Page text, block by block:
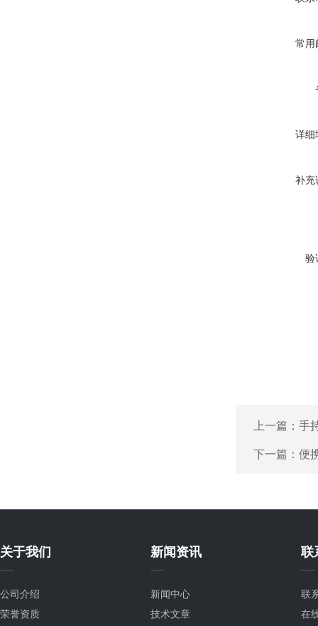
常用
详细
补充
验
上一篇： 手
下一篇： 便
关于我们
公司介绍
荣誉资质
新闻资讯
新闻中心
技术文章
联
联
在